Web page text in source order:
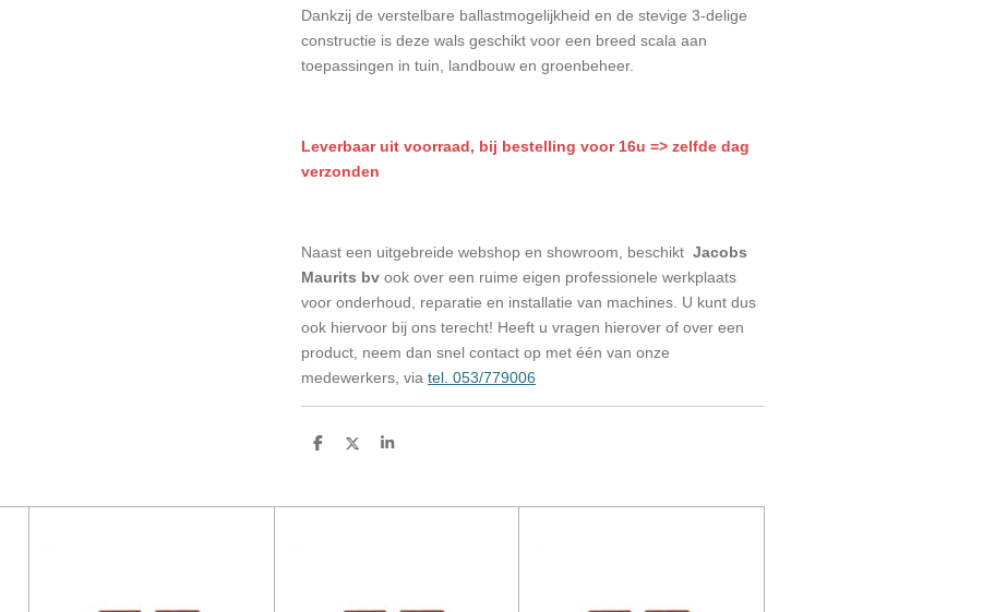
Dankzij de verstelbare ballastmogelijkheid en de stevige 3-delige
constructie is deze wals geschikt voor een breed scala aan
toepassingen in tuin, landbouw en groenbeheer.
Leverbaar uit voorraad, bij bestelling voor 16u => zelfde dag
verzonden
Naast een uitgebreide webshop en showroom, beschikt Jacobs
Maurits bv ook over een ruime eigen professionele werkplaats
voor onderhoud, reparatie en installatie van machines. U kunt dus
ook hiervoor bij ons terecht! Heeft u vragen hierover of over een
product, neem dan snel contact op met één van onze
medewerkers, via tel. 053/779006
D
n
D
S
e